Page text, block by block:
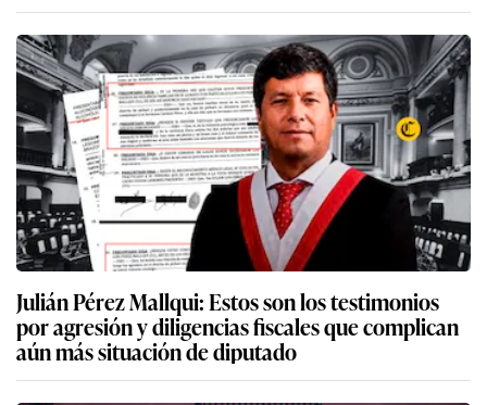
Julián Pérez Mallqui: Estos son los testimonios
por agresión y diligencias fiscales que complican
aún más situación de diputado